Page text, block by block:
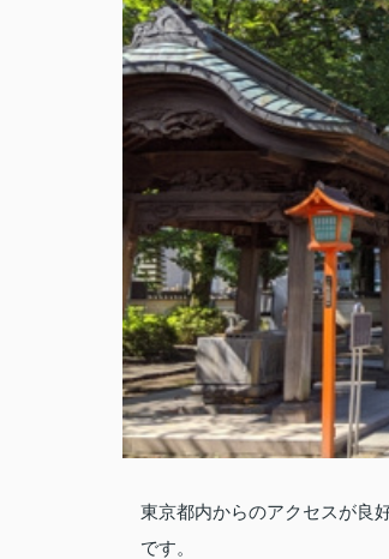
東京都内からのアクセスが良
です。